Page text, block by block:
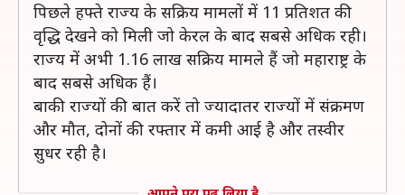
पिछले हफ्ते राज्य के सक्रिय मामलों में 11 प्रतिशत की
वृद्धि देखने को मिली जो केरल के बाद सबसे अधिक रही।
राज्य में अभी 1.16 लाख सक्रिय मामले हैं जो महाराष्ट्र के
बाद सबसे अधिक हैं।
बाकी राज्यों की बात करें तो ज्यादातर राज्यों में संक्रमण
और मौत, दोनों की रफ्तार में कमी आई है और तस्वीर
सुधर रही है।